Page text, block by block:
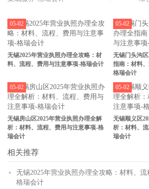
无锡2025年营业执照办理全攻略：材
料、流程、费用与注意事项-格瑞会计
05-02
无锡门头沟
指南：材料
格瑞会计
05-02
无锡房山区2025年营业执照办理全解
析：材料、流程、费用与注意事项-格
瑞会计
05-02
无锡顺义区
析：材料、
瑞会计
05-02
相关推荐
无锡2025年营业执照办理全攻略：材料、
格瑞会计